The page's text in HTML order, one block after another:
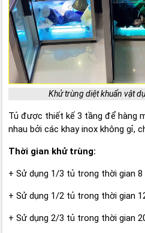
Khử trùng diệt khuẩn vật
Tủ được thiết kế 3 tầng để hàng
nhau bởi các khay inox không gỉ,
Thời gian khử trùng:
+ Sử dụng 1/3 tủ trong thời gian 8
+ Sử dụng 1/2 tủ trong thời gian
+ Sử dụng 2/3 tủ trong thời gian